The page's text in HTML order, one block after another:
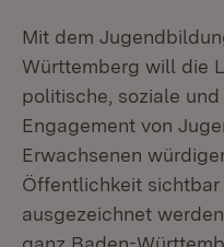
Mit dem
Württemberg will die
politische, soziale
Engagement von
Erwachsenen
Öffentlichkeit sichtbar
ausgezeichnet